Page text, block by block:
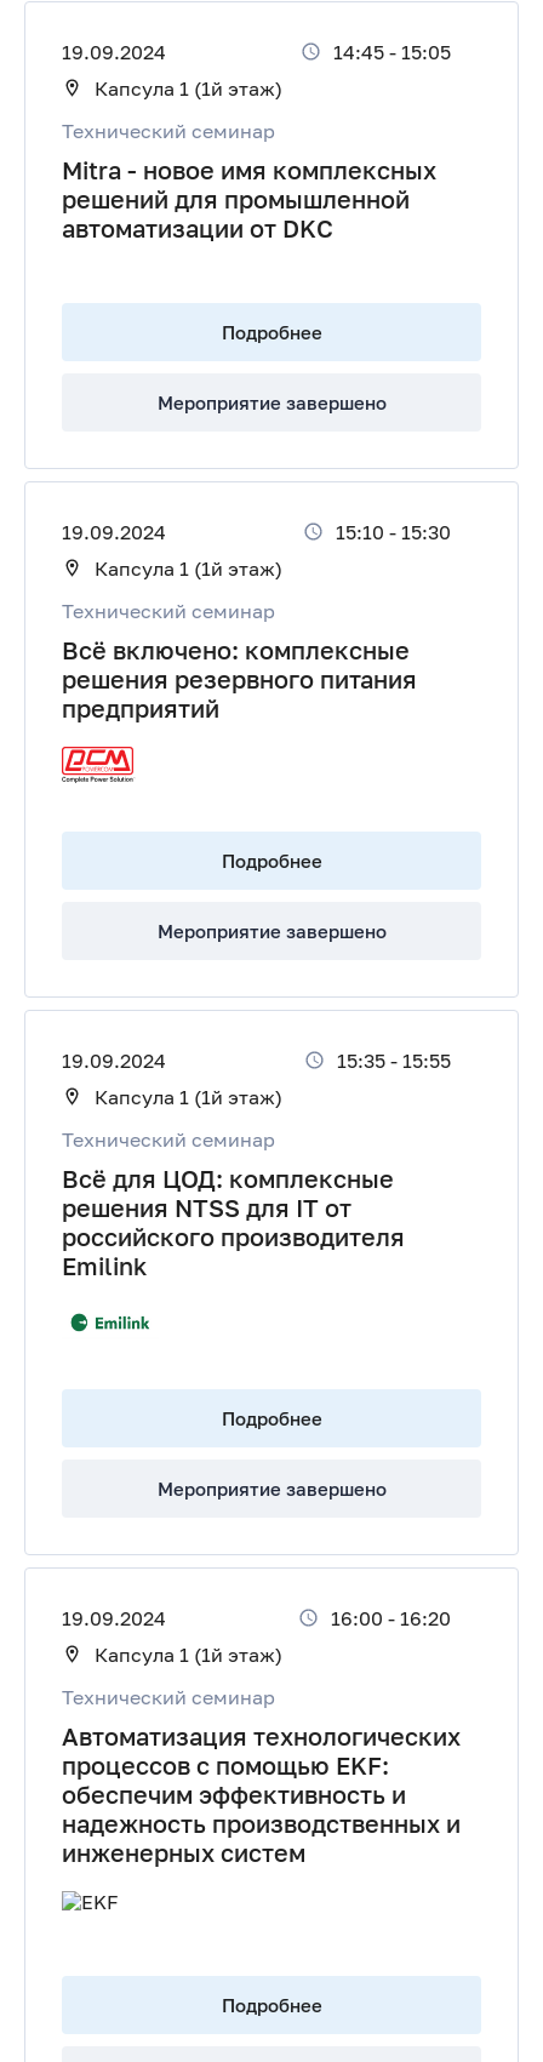
19.09.2024 14:45 - 15:05
Капсула 1 (1й этаж)
Технический семинар
Mitra - новое имя комплексных
решений для промышленной
автоматизации от DKC
Подробнее
Мероприятие завершено
19.09.2024 15:10 - 15:30
Капсула 1 (1й этаж)
Технический семинар
Всё включено: комплексные
решения резервного питания
предприятий
Подробнее
Мероприятие завершено
19.09.2024 15:35 - 15:55
Капсула 1 (1й этаж)
Технический семинар
Всё для ЦОД: комплексные
решения NTSS для IT от
российского производителя
Emilink
Подробнее
Мероприятие завершено
19.09.2024 16:00 - 16:20
Капсула 1 (1й этаж)
Технический семинар
Автоматизация технологических
процессов с помощью EKF:
обеспечим эффективность и
надежность производственных и
инженерных систем
Подробнее